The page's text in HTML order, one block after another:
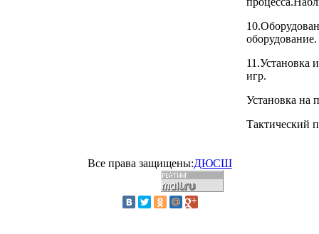
оборудование.
11.Установка
игр.
Установка на
Тактический
Все права защищены:ДЮСШ